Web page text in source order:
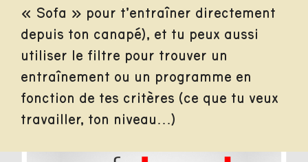
« Sofa » pour t’entraîner directement
depuis ton canapé), et tu peux aussi
utiliser le filtre pour trouver un
entraînement ou un programme en
fonction de tes critères (ce que tu veux
travailler, ton niveau…)